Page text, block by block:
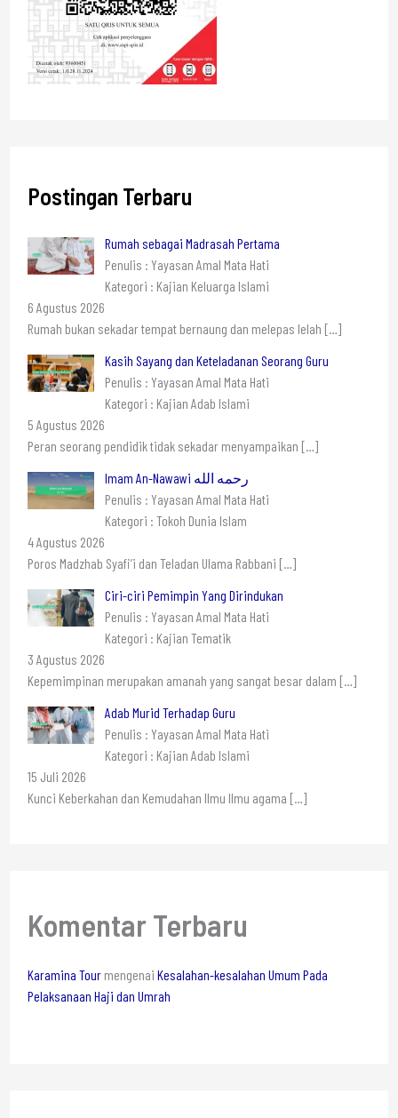
Postingan Terbaru
Rumah sebagai Madrasah Pertama
Penulis : Yayasan Amal Mata Hati
Kategori : Kajian Keluarga Islami
6 Agustus 2026
Rumah bukan sekadar tempat bernaung dan melepas lelah […]
Kasih Sayang dan Keteladanan Seorang Guru
Penulis : Yayasan Amal Mata Hati
Kategori : Kajian Adab Islami
5 Agustus 2026
Peran seorang pendidik tidak sekadar menyampaikan […]
Imam An-Nawawi رحمه الله
Penulis : Yayasan Amal Mata Hati
Kategori : Tokoh Dunia Islam
4 Agustus 2026
Poros Madzhab Syafi’i dan Teladan Ulama Rabbani […]
Ciri-ciri Pemimpin Yang Dirindukan
Penulis : Yayasan Amal Mata Hati
Kategori : Kajian Tematik
3 Agustus 2026
Kepemimpinan merupakan amanah yang sangat besar dalam […]
Adab Murid Terhadap Guru
Penulis : Yayasan Amal Mata Hati
Kategori : Kajian Adab Islami
15 Juli 2026
Kunci Keberkahan dan Kemudahan Ilmu Ilmu agama […]
Komentar Terbaru
Karamina Tourmengenai Kesalahan-kesalahan Umum Pada
Pelaksanaan Haji dan Umrah